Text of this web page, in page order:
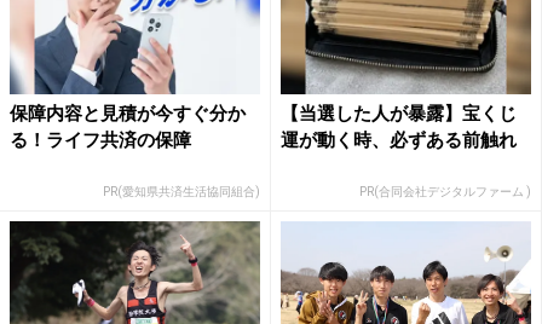
保障内容と見積が今すぐ分か
る！ライフ共済の保障
PR(愛知県共済生活協同組合)
【当選した人が暴露】宝くじ
運が動く時、必ずある前触れ
PR(合同会社デジタルファーム )